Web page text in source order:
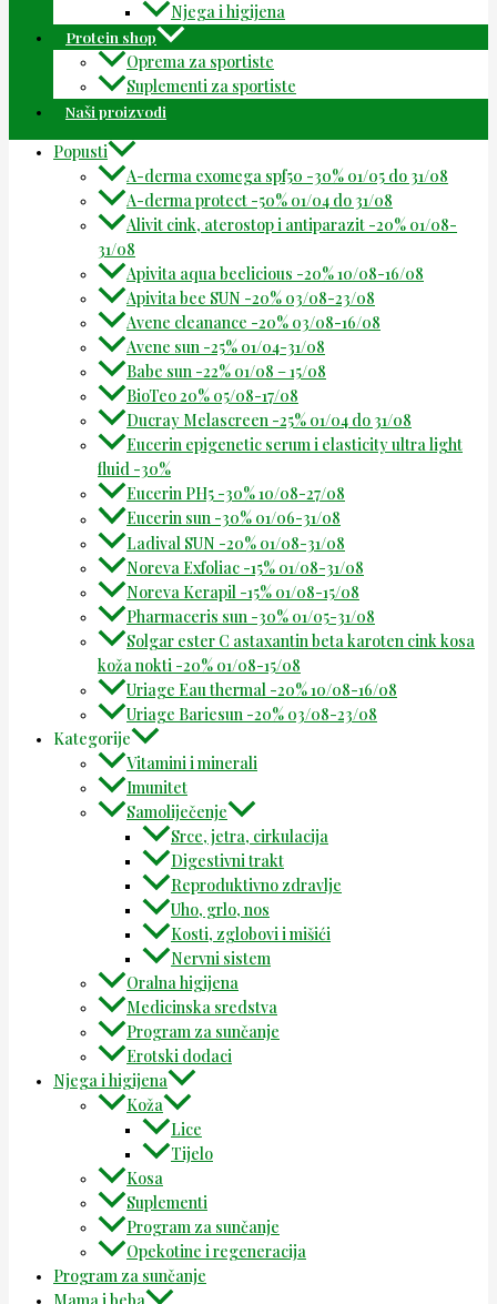
Njega i higijena
Protein shop
Oprema za sportiste
Suplementi za sportiste
Naši proizvodi
Popusti
A-derma exomega spf50 -30% 01/05 do 31/08
A-derma protect -50% 01/04 do 31/08
Alivit cink, aterostop i antiparazit -20% 01/08-
31/08
Apivita aqua beelicious -20% 10/08-16/08
Apivita bee SUN -20% 03/08-23/08
Avene cleanance -20% 03/08-16/08
Avene sun -25% 01/04-31/08
Babe sun -22% 01/08 – 15/08
BioTeo 20% 05/08-17/08
Ducray Melascreen -25% 01/04 do 31/08
Eucerin epigenetic serum i elasticity ultra light
fluid -30%
Eucerin PH5 -30% 10/08-27/08
Eucerin sun -30% 01/06-31/08
Ladival SUN -20% 01/08-31/08
Noreva Exfoliac -15% 01/08-31/08
Noreva Kerapil -15% 01/08-15/08
Pharmaceris sun -30% 01/05-31/08
Solgar ester C astaxantin beta karoten cink kosa
koža nokti -20% 01/08-15/08
Uriage Eau thermal -20% 10/08-16/08
Uriage Bariesun -20% 03/08-23/08
Kategorije
Vitamini i minerali
Imunitet
Samoliječenje
Srce, jetra, cirkulacija
Digestivni trakt
Reproduktivno zdravlje
Uho, grlo, nos
Kosti, zglobovi i mišići
Nervni sistem
Oralna higijena
Medicinska sredstva
Program za sunčanje
Erotski dodaci
Njega i higijena
Koža
Lice
Tijelo
Kosa
Suplementi
Program za sunčanje
Opekotine i regeneracija
Program za sunčanje